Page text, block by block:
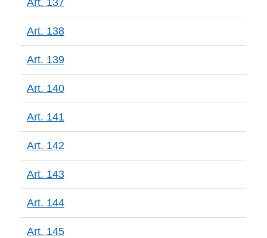
Art. 137
Art. 138
Art. 139
Art. 140
Art. 141
Art. 142
Art. 143
Art. 144
Art. 145